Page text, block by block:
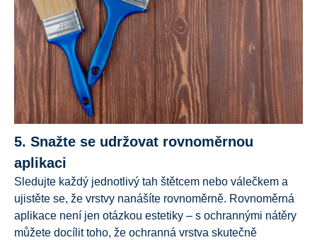
5. Snažte se udržovat rovnoměrnou
aplikaci
Sledujte každý jednotlivý tah štětcem nebo válečkem a
ujistěte se, že vrstvy nanášíte rovnoměrně. Rovnoměrná
aplikace není jen otázkou estetiky – s ochrannými nátěry
můžete docílit toho, že ochranná vrstva skutečně